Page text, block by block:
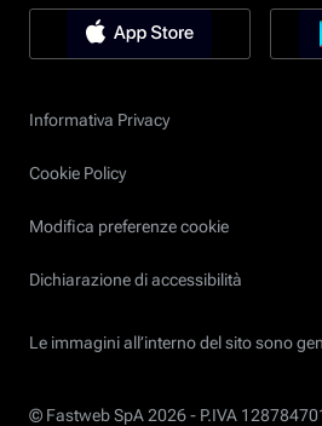
Informativa Privacy
Cookie Policy
Modifica preferenze cookie
Dichiarazione di accessibilità
Le immagini all’interno del sito sono
© Fastweb SpA 2026 - P.IVA